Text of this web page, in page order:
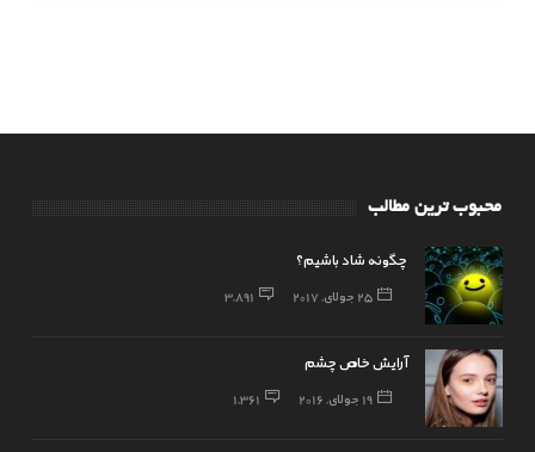
محبوب ترین مطالب
چگونه شاد باشیم؟
25 جولای, 2017 3,891
آرایش خاص چشم
19 جولای, 2016 1,361